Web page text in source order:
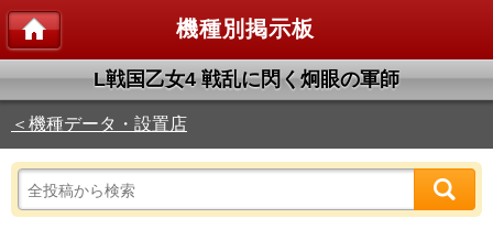
機種別掲示板
L戦国乙女4 戦乱に閃く炯眼の軍師
＜機種データ・設置店